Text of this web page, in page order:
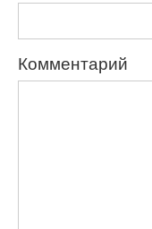
Комментарий